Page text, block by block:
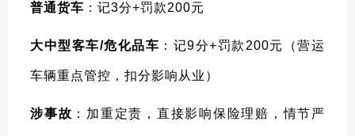
普通货车 ： 记3分+罚款200元
大中型客车/危化品车 ： 记9分+罚款200元（营运
车辆重点管控，扣分影响从业）
涉事故 ：加重定责，直接影响保险理赔，情节严